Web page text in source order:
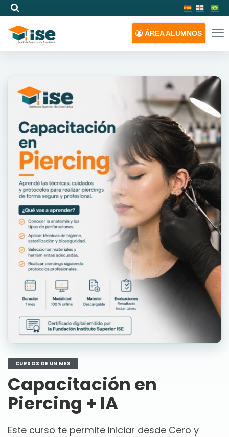
ÁREAALUMNOS
CURSOS DE UN MES
Capacitación en
Piercing + IA
Este curso te permite Iniciar desde Cero y